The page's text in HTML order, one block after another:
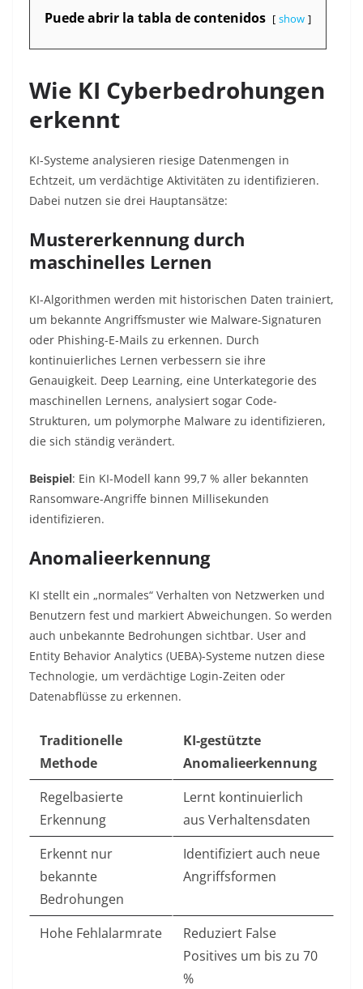
Puede abrir la tabla de contenidos show
Wie KI Cyberbedrohungen
erkennt
KI-Systeme analysieren riesige Datenmengen in
Echtzeit, um verdächtige Aktivitäten zu identifizieren.
Dabei nutzen sie drei Hauptansätze:
Mustererkennung durch
maschinelles Lernen
KI-Algorithmen werden mit historischen Daten trainiert,
um bekannte Angriffsmuster wie Malware-Signaturen
oder Phishing-E-Mails zu erkennen. Durch
kontinuierliches Lernen verbessern sie ihre
Genauigkeit. Deep Learning, eine Unterkategorie des
maschinellen Lernens, analysiert sogar Code-
Strukturen, um polymorphe Malware zu identifizieren,
die sich ständig verändert.
Beispiel: Ein KI-Modell kann 99,7 % aller bekannten
Ransomware-Angriffe binnen Millisekunden
identifizieren.
Anomalieerkennung
KI stellt ein „normales“ Verhalten von Netzwerken und
Benutzern fest und markiert Abweichungen. So werden
auch unbekannte Bedrohungen sichtbar. User and
Entity Behavior Analytics (UEBA)-Systeme nutzen diese
Technologie, um verdächtige Login-Zeiten oder
Datenabflüsse zu erkennen.
Traditionelle
Methode
KI-gestützte
Anomalieerkennung
Regelbasierte
Erkennung
Lernt kontinuierlich
aus Verhaltensdaten
Erkennt nur
bekannte
Bedrohungen
Identifiziert auch neue
Angriffsformen
Hohe Fehlalarmrate
Reduziert False
Positives um bis zu 70
%